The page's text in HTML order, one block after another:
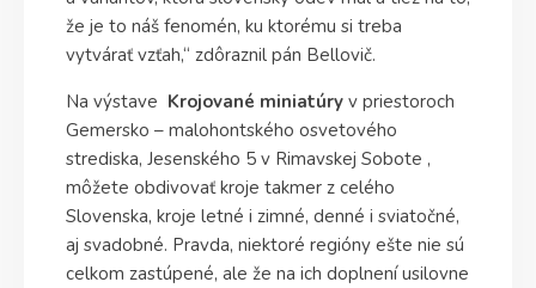
že je to náš fenomén, ku ktorému si treba
vytvárať vzťah,“ zdôraznil pán Bellovič.
Na výstave Krojované miniatúry v priestoroch
Gemersko – malohontského osvetového
strediska, Jesenského 5 v Rimavskej Sobote ,
môžete obdivovať kroje takmer z celého
Slovenska, kroje letné i zimné, denné i sviatočné,
aj svadobné. Pravda, niektoré regióny ešte nie sú
celkom zastúpené, ale že na ich doplnení usilovne